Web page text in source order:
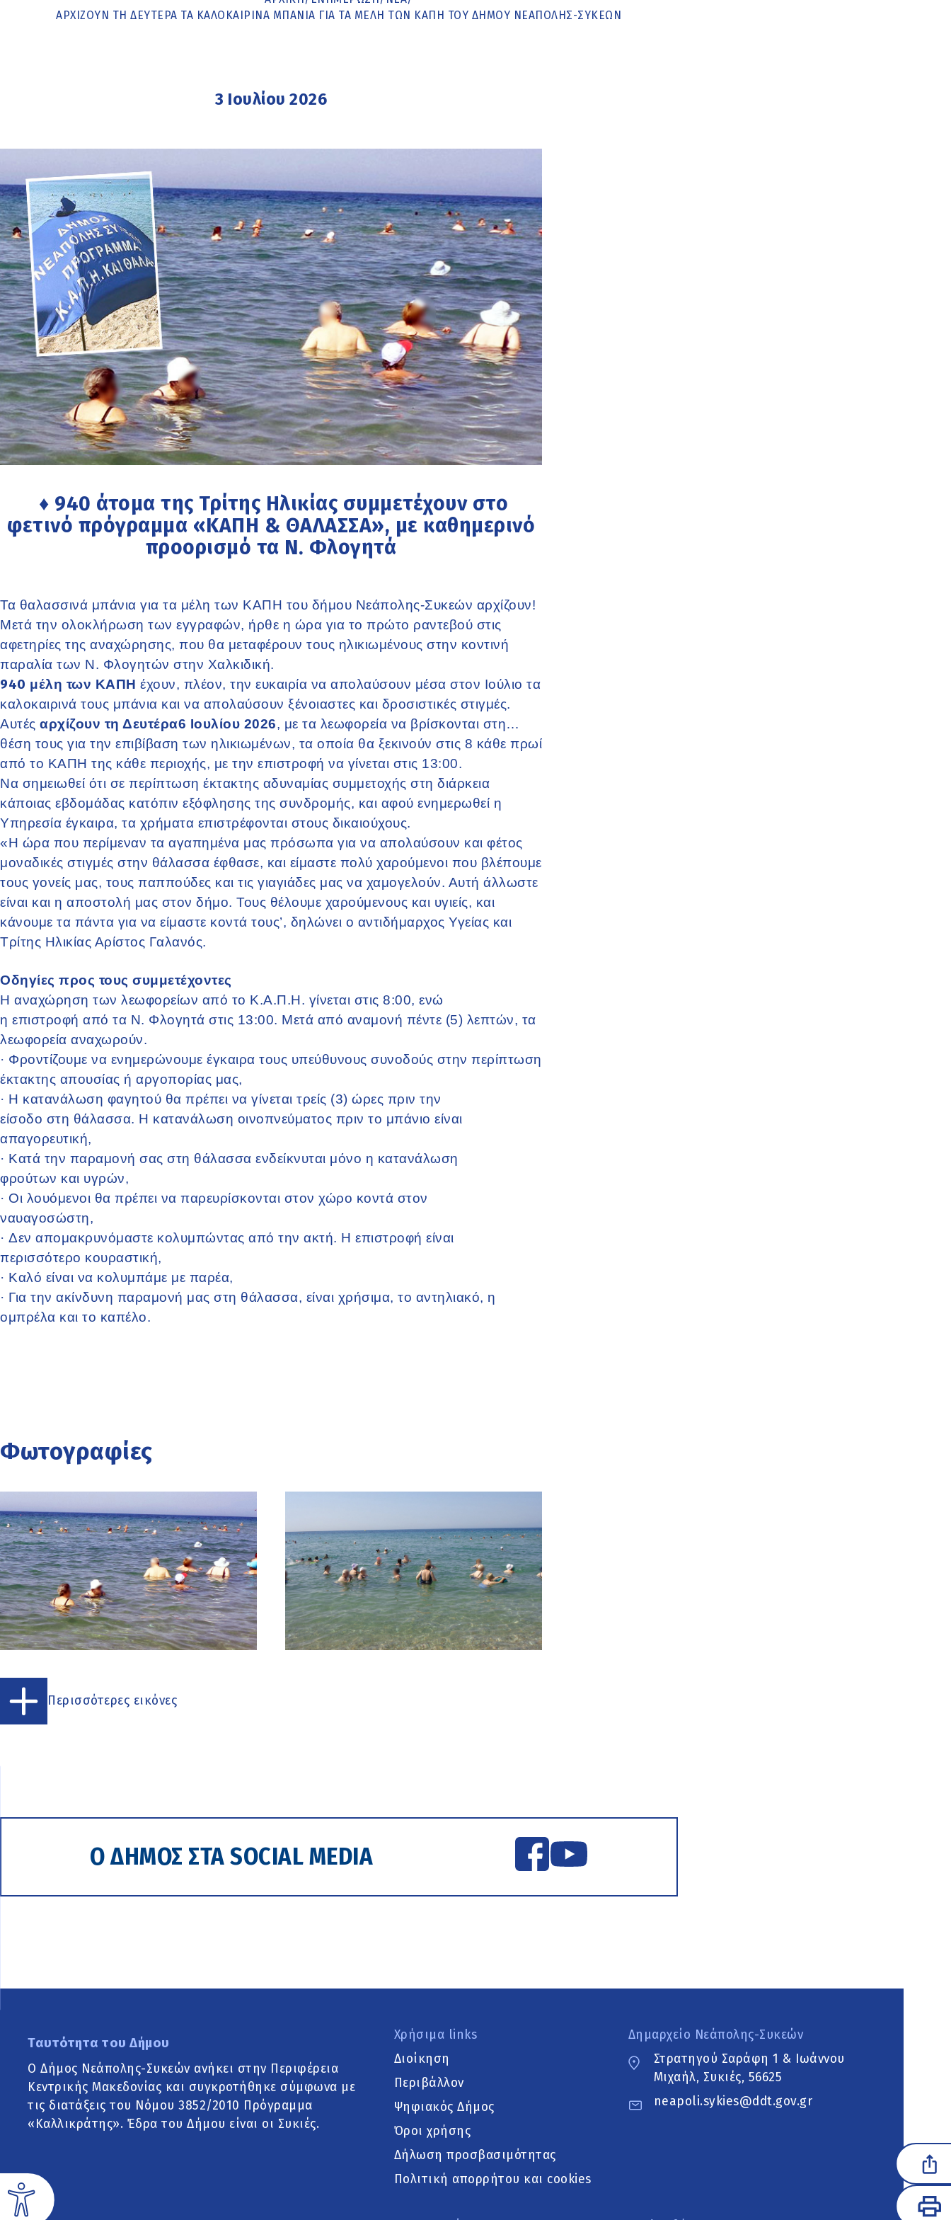
ΑΡΧΊΖΟΥΝ ΤΗ ΔΕΥΤΈΡΑ ΤΑ ΚΑΛΟΚΑΙΡΙΝΆ ΜΠΆΝΙΑ ΓΙΑ ΤΑ ΜΈΛΗ ΤΩΝ ΚΑΠΗ ΤΟΥ ΔΉΜΟΥ ΝΕΆΠΟΛΗΣ-ΣΥΚΕΏΝ
3 Ιουλίου 2026
♦ 940 άτομα της Τρίτης Ηλικίας συμμετέχουν στο
φετινό πρόγραμμα «ΚΑΠΗ & ΘΑΛΑΣΣΑ», με καθημερινό
προορισμό τα Ν. Φλογητά
Τα θαλασσινά μπάνια για τα μέλη των ΚΑΠΗ του δήμου Νεάπολης-Συκεών αρχίζουν!
Μετά την ολοκλήρωση των εγγραφών, ήρθε η ώρα για το πρώτο ραντεβού στις
αφετηρίες της αναχώρησης, που θα μεταφέρουν τους ηλικιωμένους στην κοντινή
παραλία των Ν. Φλογητών στην Χαλκιδική.
940 μέλη των ΚΑΠΗ έχουν, πλέον, την ευκαιρία να απολαύσουν μέσα στον Ιούλιο τα
καλοκαιρινά τους μπάνια και να απολαύσουν ξένοιαστες και δροσιστικές στιγμές.
Αυτές αρχίζουν τη Δευτέρα6 Ιουλίου 2026, με τα λεωφορεία να βρίσκονται στη…
θέση τους για την επιβίβαση των ηλικιωμένων, τα οποία θα ξεκινούν στις 8 κάθε πρωί
από το ΚΑΠΗ της κάθε περιοχής, με την επιστροφή να γίνεται στις 13:00.
Να σημειωθεί ότι σε περίπτωση έκτακτης αδυναμίας συμμετοχής στη διάρκεια
κάποιας εβδομάδας κατόπιν εξόφλησης της συνδρομής, και αφού ενημερωθεί η
Υπηρεσία έγκαιρα, τα χρήματα επιστρέφονται στους δικαιούχους.
«Η ώρα που περίμεναν τα αγαπημένα μας πρόσωπα για να απολαύσουν και φέτος
μοναδικές στιγμές στην θάλασσα έφθασε, και είμαστε πολύ χαρούμενοι που βλέπουμε
τους γονείς μας, τους παππούδες και τις γιαγιάδες μας να χαμογελούν. Αυτή άλλωστε
είναι και η αποστολή μας στον δήμο. Τους θέλουμε χαρούμενους και υγιείς, και
κάνουμε τα πάντα για να είμαστε κοντά τους’, δηλώνει ο αντιδήμαρχος Υγείας και
Τρίτης Ηλικίας Αρίστος Γαλανός.
Οδηγίες προς τους συμμετέχοντες
Η αναχώρηση των λεωφορείων από το Κ.Α.Π.Η. γίνεται στις 8:00, ενώ
η επιστροφή από τα Ν. Φλογητά στις 13:00. Μετά από αναμονή πέντε (5) λεπτών, τα
λεωφορεία αναχωρούν.
· Φροντίζουμε να ενημερώνουμε έγκαιρα τους υπεύθυνους συνοδούς στην περίπτωση
έκτακτης απουσίας ή αργοπορίας μας,
· Η κατανάλωση φαγητού θα πρέπει να γίνεται τρείς (3) ώρες πριν την
είσοδο στη θάλασσα. Η κατανάλωση οινοπνεύματος πριν το μπάνιο είναι
απαγορευτική,
· Κατά την παραμονή σας στη θάλασσα ενδείκνυται μόνο η κατανάλωση
φρούτων και υγρών,
· Οι λουόμενοι θα πρέπει να παρευρίσκονται στον χώρο κοντά στον
ναυαγοσώστη,
· Δεν απομακρυνόμαστε κολυμπώντας από την ακτή. Η επιστροφή είναι
περισσότερο κουραστική,
· Καλό είναι να κολυμπάμε με παρέα,
· Για την ακίνδυνη παραμονή μας στη θάλασσα, είναι χρήσιμα, το αντηλιακό, η
ομπρέλα και το καπέλο.
Φωτογραφίες
Περισσότερες εικόνες
Ο ΔΗΜΟΣ ΣΤΑ SOCIAL MEDIA
Ταυτότητα του Δήμου
Ο Δήμος Νεάπολης-Συκεών ανήκει στην Περιφέρεια
Κεντρικής Μακεδονίας και συγκροτήθηκε σύμφωνα με
τις διατάξεις του Νόμου 3852/2010 Πρόγραμμα
«Καλλικράτης». Έδρα του Δήμου είναι οι Συκιές.
Χρήσιμα links
Διοίκηση
Περιβάλλον
Ψηφιακός Δήμος
Όροι χρήσης
Δήλωση προσβασιμότητας
Πολιτική απορρήτου και cookies
Δημαρχείο Νεάπολης-Συκεών
Στρατηγού Σαράφη 1 & Ιωάννου
Μιχαήλ, Συκιές, 56625
neapoli.sykies@ddt.gov.gr